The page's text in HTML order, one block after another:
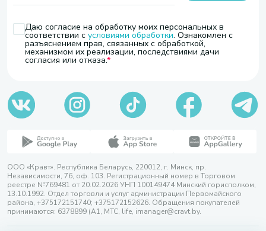
Даю согласие на обработку моих персональных в
соответствии с условиями обработки. Ознакомлен с
разъяснением прав, связанных с обработкой,
механизмом их реализации, последствиями дачи
согласия или отказа.
ООО «Кравт». Республика Беларусь, 220012, г. Минск, пр.
Независимости, 76, оф. 103. Регистрационный номер в Торговом
реестре №769481 от 20.02.2026 УНП 100149474 Минский горисполком,
13.10.1992. Отдел торговли и услуг администрации Первомайского
района, +375172151740; +375172152626. Обращения покупателей
принимаются: 6378899 (А1, МТС, life, imanager@cravt.by.